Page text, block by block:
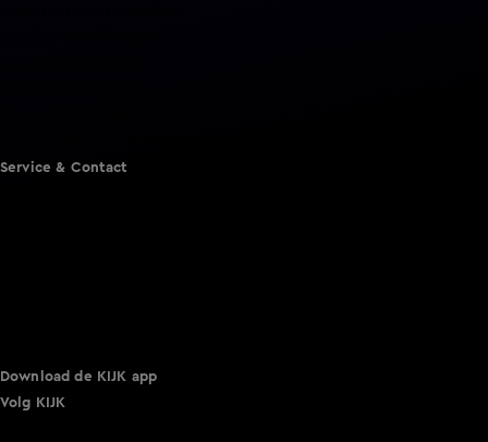
Service & Contact
Download de KIJK app
Volg KIJK